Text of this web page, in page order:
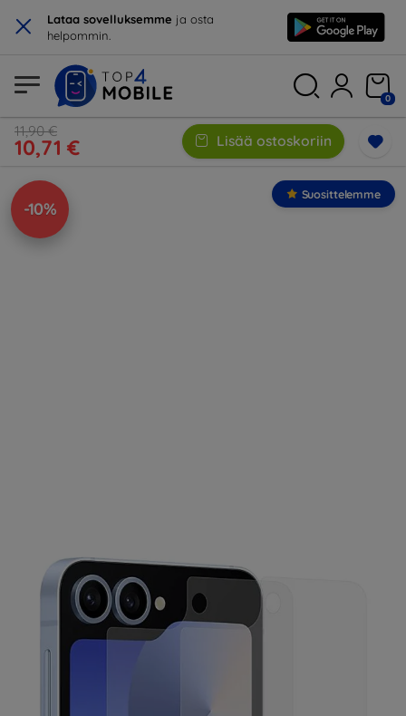
× Lataa sovelluksemme ja osta
helpommin.
0
11,90 €
10,71 € Lisää ostoskoriin
-10%
Suosittelemme